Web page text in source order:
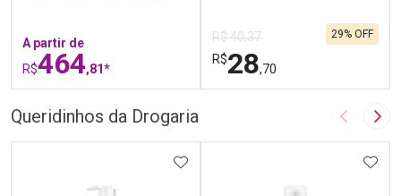
A partir de
R$464,81*
R$ 40,37
R$28,70
29% OFF
Queridinhos da Drogaria Imagem
ADICIONAR AOS FAVORITOS